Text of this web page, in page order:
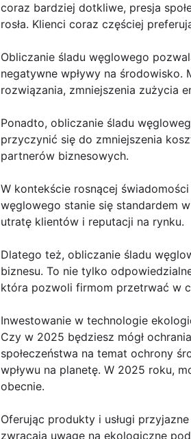
coraz bardziej dotkliwe, presja
rosła. Klienci coraz częściej
Obliczanie śladu węglowego
negatywne wpływy na
rozwiązania, zmniejszenia zużycia
Ponadto, obliczanie śladu
przyczynić się do zmniejszenia
partnerów biznesowych.
W kontekście rosnącej
węglowego stanie się standardem
utratę klientów i reputacji na rynku.
Dlatego też, obliczanie śladu
biznesu. To nie tylko
która pozwoli firmom przetrwać w
Inwestowanie w technologie
Czy w 2025 będziesz mógł
społeczeństwa na temat ochrony
wpływu na planetę. W 2025 roku,
obecnie.
Oferując produkty i usługi
zwracają uwagę na ekologiczne